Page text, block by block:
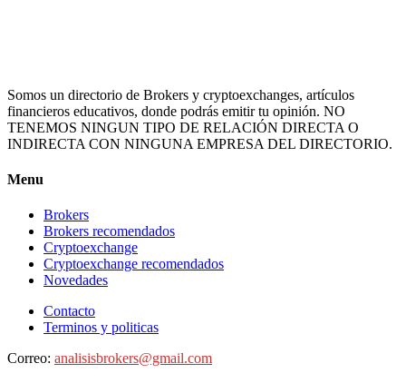
Somos un directorio de Brokers y cryptoexchanges, artículos
financieros educativos, donde podrás emitir tu opinión. NO
TENEMOS NINGUN TIPO DE RELACIÓN DIRECTA O
INDIRECTA CON NINGUNA EMPRESA DEL DIRECTORIO.
Menu
Brokers
Brokers recomendados
Cryptoexchange
Cryptoexchange recomendados
Novedades
Contacto
Terminos y politicas
Correo: analisisbrokers@gmail.com